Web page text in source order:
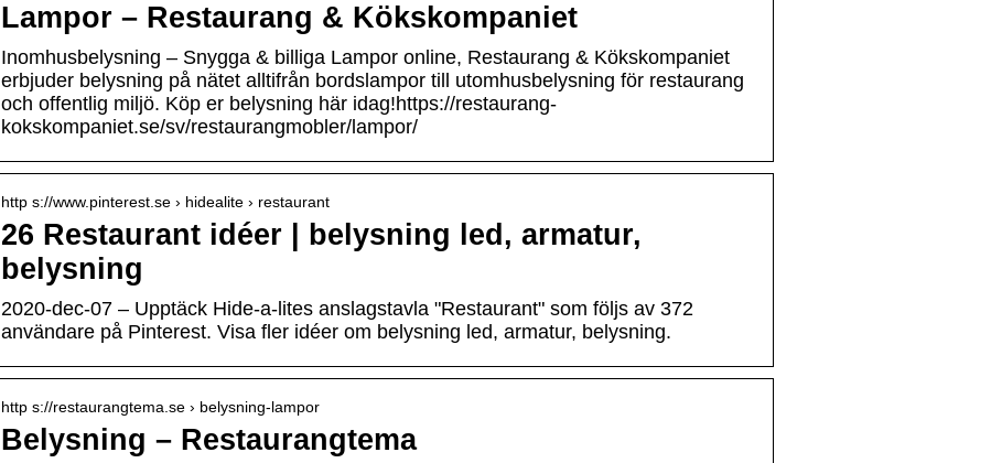
Lampor – Restaurang & Kökskompaniet
Inomhusbelysning – Snygga & billiga Lampor online, Restaurang & Kökskompaniet
erbjuder belysning på nätet alltifrån bordslampor till utomhusbelysning för restaurang
och offentlig miljö. Köp er belysning här idag!https://restaurang-
kokskompaniet.se/sv/restaurangmobler/lampor/
http s://www.pinterest.se › hidealite › restaurant
26 Restaurant idéer | belysning led, armatur,
belysning
2020-dec-07 – Upptäck Hide-a-lites anslagstavla "Restaurant" som följs av 372
användare på Pinterest. Visa fler idéer om belysning led, armatur, belysning.
http s://restaurangtema.se › belysning-lampor
Belysning – Restaurangtema